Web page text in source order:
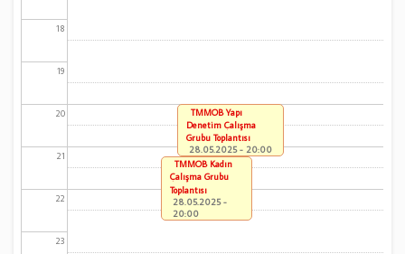
18
19
20
21
22
23
TMMOB Yapı
Denetim Çalışma
Grubu Toplantısı
28.05.2025 - 20:00
TMMOB Kadın
Çalışma Grubu
Toplantısı
28.05.2025 -
20:00